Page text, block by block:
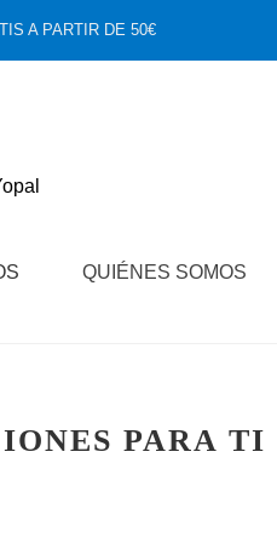
A PARTIR DE 50€
QUIÉNES SOMOS
PARA TI